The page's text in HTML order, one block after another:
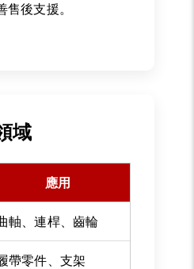
後支援。
域
應用
軸、連桿、齒輪
帶零件、支架